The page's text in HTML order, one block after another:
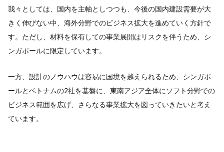
我々としては、国内を主軸としつつも、今後の国内建設需要が大
きく伸びない中、海外分野でのビジネス拡大を進めていく方針で
す。ただし、材料を保有しての事業展開はリスクを伴うため、シ
ンガポールに限定しています。
一方、設計のノウハウは容易に国境を越えられるため、シンガポ
ールとベトナムの2社を基盤に、東南アジア全体にソフト分野での
ビジネス範囲を広げ、さらなる事業拡大を図っていきたいと考え
ています。